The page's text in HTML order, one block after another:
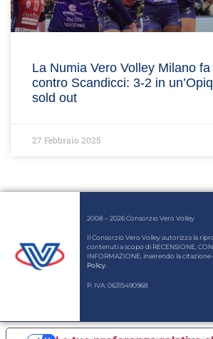
La Numia Vero Volley Milano
contro Scandicci: 3-2 in
sold out
27 Febbraio 2025
2008 – 2026 Consorzio Vero Volley
Il Consorzio Vero Volley autorizza la
contenuti a scopo di RECENSIONE,
INFORMAZIONE, inserendo la
Policy.
P. IVA: 06315490968